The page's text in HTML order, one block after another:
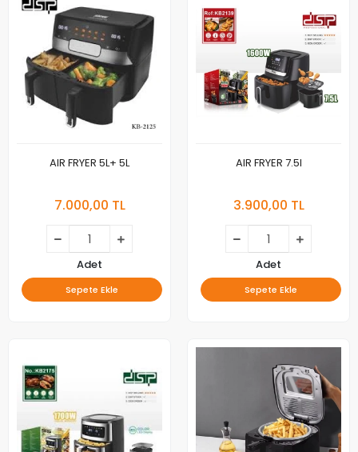
AIR FRYER 5L+ 5L
7.000,00 TL
Adet
Sepete Ekle
AIR FRYER 7.5l
3.900,00 TL
Adet
Sepete Ekle